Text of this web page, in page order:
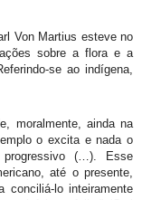
Von Martius esteve no
sobre a flora e a
se ao indígena,
moralmente, ainda na
o excita e nada o
progressivo (…). Esse
até o presente,
conciliá-lo inteiramente